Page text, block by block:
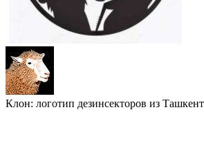
Клон: логотип дезинсекторов из